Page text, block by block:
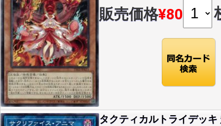
販売価格¥80
タクティカルトライデッキ